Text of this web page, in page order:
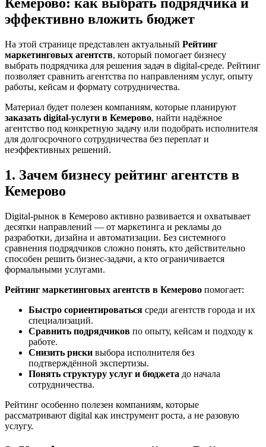
эффективно вложить бюджет
На этой странице представлен актуальный Рейтинг
маркетинговых агентств, который помогает бизнесу
выбрать подрядчика для решения задач в digital-среде. Рейтинг
позволяет сравнить агентства по направлениям услуг, опыту
работы, кейсам и формату сотрудничества.
Материал будет полезен компаниям, которые планируют
заказать digital-услуги в Кемерово, найти надёжное
агентство под конкретную задачу или подобрать исполнителя
для долгосрочного сотрудничества без переплат и
неэффективных решений.
1. Зачем бизнесу рейтинг агентств в
Кемерово
Digital-рынок в Кемерово активно развивается и охватывает
десятки направлений — от маркетинга и рекламы до
разработки, дизайна и автоматизации. Без системного
сравнения подрядчиков сложно понять, кто действительно
способен решить бизнес-задачи, а кто ограничивается
формальными услугами.
Рейтинг маркетинговых агентств в Кемерово помогает:
Быстро сориентироваться среди агентств города и их
специализаций.
Сравнить подрядчиков по опыту, кейсам и подходу к
работе.
Снизить риски выбора исполнителя без
подтверждённой экспертизы.
Понять структуру услуг и бюджета до начала
сотрудничества.
Рейтинг особенно полезен компаниям, которые
рассматривают digital как инструмент роста, а не разовую
услугу.